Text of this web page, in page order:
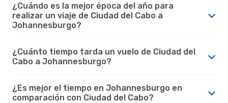
¿Cuándo es la mejor época del año para
realizar un viaje de Ciudad del Cabo a
Johannesburgo?
¿Cuánto tiempo tarda un vuelo de Ciudad del
Cabo a Johannesburgo?
¿Es mejor el tiempo en Johannesburgo en
comparación con Ciudad del Cabo?